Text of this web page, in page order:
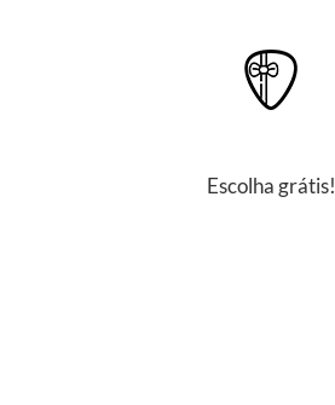
Escolha grátis!